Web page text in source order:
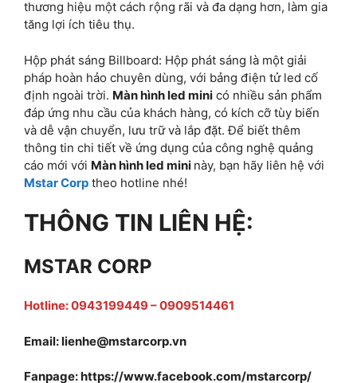
thương hiệu một cách rộng rãi và đa dạng hơn, làm gia
tăng lợi ích tiêu thụ.
Hộp phát sáng Billboard: Hộp phát sáng là một giải
pháp hoàn hảo chuyên dùng, với bảng điện tử led cố
định ngoài trời. Màn hình led mini có nhiều sản phẩm
đáp ứng nhu cầu của khách hàng, có kích cỡ tùy biến
và dễ vận chuyển, lưu trữ và lắp đặt. Để biết thêm
thông tin chi tiết về ứng dụng của công nghệ quảng
cáo mới với Màn hình led mini này, bạn hãy liên hệ với
Mstar Corp theo hotline nhé!
THÔNG TIN LIÊN HỆ:
MSTAR CORP
Hotline: 0943199449 – 0909514461
Email:lienhe@mstarcorp.vn
Fanpage: https://www.facebook.com/mstarcorp/